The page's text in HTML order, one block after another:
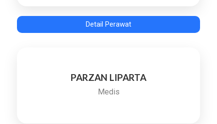
Detail Perawat
PARZAN LIPARTA
Medis